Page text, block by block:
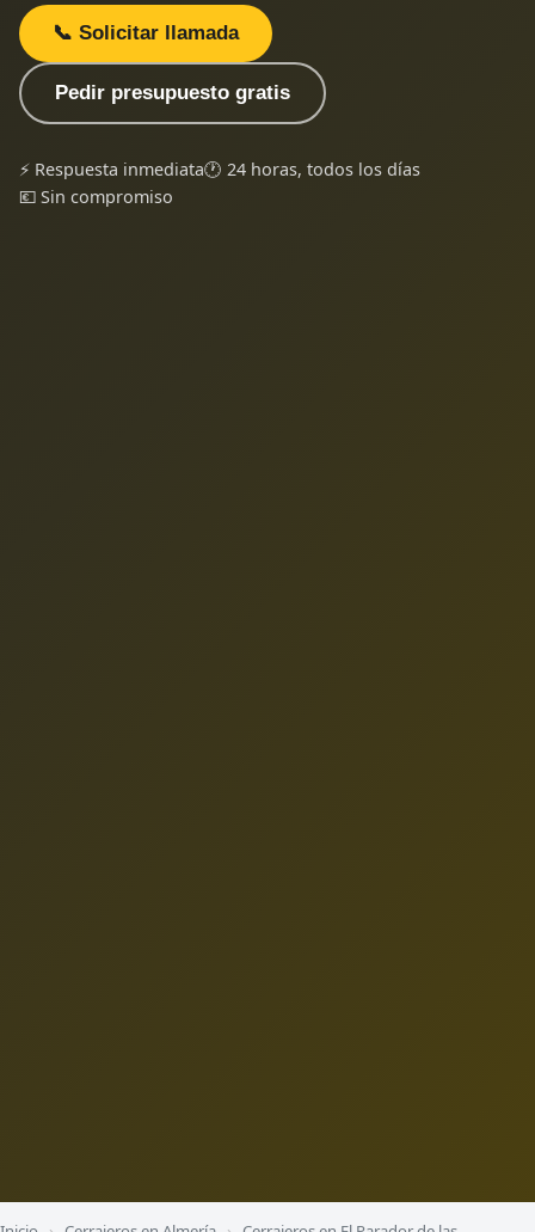
📞 Solicitar llamada
Pedir presupuesto gratis
⚡ Respuesta inmediata🕐 24 horas, todos los días
💶 Sin compromiso